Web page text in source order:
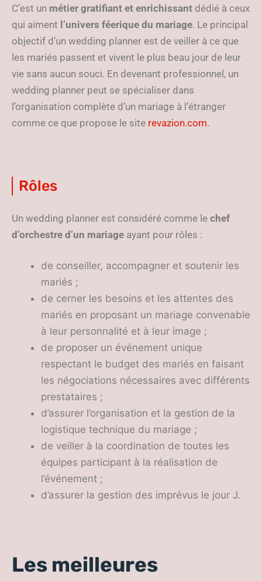
C’est un métier gratifiant et enrichissant dédié à ceux
qui aiment l’univers féerique du mariage. Le principal
objectif d’un wedding planner est de veiller à ce que
les mariés passent et vivent le plus beau jour de leur
vie sans aucun souci. En devenant professionnel, un
wedding planner peut se spécialiser dans
l’organisation complète d’un mariage à l’étranger
comme ce que propose le site revazion.com.
Rôles
Un wedding planner est considéré comme le chef
d’orchestre d’un mariage ayant pour rôles :
de conseiller, accompagner et soutenir les
mariés ;
de cerner les besoins et les attentes des
mariés en proposant un mariage convenable
à leur personnalité et à leur image ;
de proposer un événement unique
respectant le budget des mariés en faisant
les négociations nécessaires avec différents
prestataires ;
d’assurer l’organisation et la gestion de la
logistique technique du mariage ;
de veiller à la coordination de toutes les
équipes participant à la réalisation de
l’événement ;
d’assurer la gestion des imprévus le jour J.
Les meilleures